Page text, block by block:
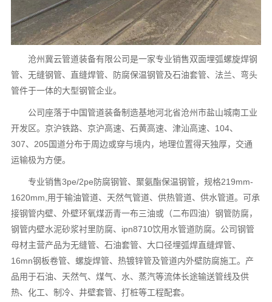
沧州冀云管道装备有限公司是一家专业销售双面埋弧螺旋焊钢
管、无缝钢管、直缝焊管、防腐保温钢管及石油套管、法兰、弯头
管件于一体的大型钢管企业。
公司座落于中国管道装备制造基地河北省沧州市盐山城南工业
开发区。京沪铁路、京沪高速、石黄高速、津汕高速、104、
307、205国道分布于周边或穿与境内，地理位置得天独厚，交通
运输极为方便。
专业销售3pe/2pe防腐钢管、聚氨酯保温钢管，规格219mm-
1620mm,用于输油管道、天然气管道、供热管道、供水管道。可承
接钢管内壁、外壁环氧煤沥青一布三油或（二布四油）钢管防腐，
钢管内壁水泥砂浆衬里防腐、ipn8710饮用水管道防腐。公司钢管
母材主营产品为无缝管、石油套管、大口径埋弧焊直缝焊管、
16mn钢板卷管、螺旋焊管、热镀锌管及管道内外壁防腐施工。产
品用于石油、天然气、煤气、水、蒸汽等流体长途输送管线及供
热、化工、制冷、井壁套管、打桩等工程配套。